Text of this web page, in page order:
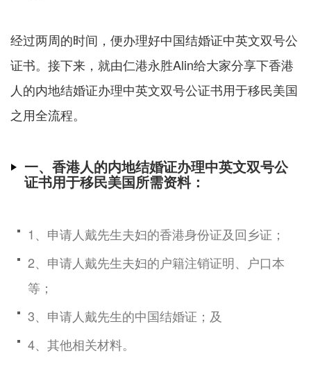
经过两周的时间，便办理好中国结婚证中英文双号公
证书。接下来，就由仁港永胜Alin给大家分享下香港
人的内地结婚证办理中英文双号公证书用于移民美国
之用全流程。
一、香港人的内地结婚证办理中英文双号公
证书用于移民美国所需资料：
1、申请人戴先生夫妇的香港身份证及回乡证；
2、申请人戴先生夫妇的户籍注销证明、户口本
等；
3、申请人戴先生的中国结婚证；及
4、其他相关材料。